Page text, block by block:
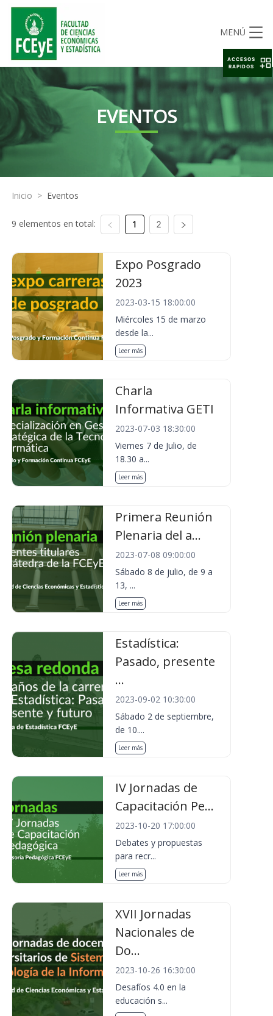
MENÚ
EVENTOS
Inicio > Eventos
9 elementos en total: 1 2
Expo Posgrado
2023
2023-03-15 18:00:00
Miércoles 15 de marzo
desde la...
Leer más
Charla
Informativa GETI
2023-07-03 18:30:00
Viernes 7 de Julio, de
18.30 a...
Leer más
Primera Reunión
Plenaria del a...
2023-07-08 09:00:00
Sábado 8 de julio, de 9 a
13, ...
Leer más
Estadística:
Pasado, presente
...
2023-09-02 10:30:00
Sábado 2 de septiembre,
de 10....
Leer más
IV Jornadas de
Capacitación Pe...
2023-10-20 17:00:00
Debates y propuestas
para recr...
Leer más
XVII Jornadas
Nacionales de
Do...
2023-10-26 16:30:00
Desafíos 4.0 en la
educación s...
ACCESOS
RAPIDOS